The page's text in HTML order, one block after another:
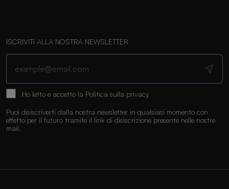
ISCRIVITI ALLA NOSTRA NEWSLETTER
Ho letto e accetto la Politica sulla privacy
Puoi disiscriverti dalla nostra newsletter in qualsiasi momento con
effetto per il futuro tramite il link di disiscrizione presente nelle nostre
mail.